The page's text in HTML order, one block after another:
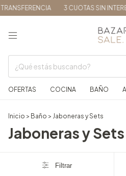
3 CUOTAS SIN
OFERTAS COCINA BAÑO
Inicio > Baño > Jaboneras y Sets
Jaboneras y Sets
Filtrar